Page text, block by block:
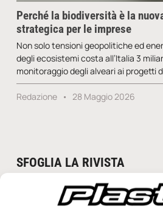
Perché la biodiversità è la
strategica per le imprese
Non solo tensioni geopolitiche ed
degli ecosistemi costa all’Italia 3
monitoraggio degli alveari ai progetti
Redazione 28 Maggio 2026
SFOGLIA LA RIVISTA